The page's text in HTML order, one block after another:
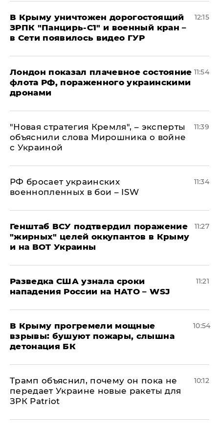
В Крыму уничтожен дорогостоящий
ЗРПК "Панцирь-С1" и военный кран –
в Сети появилось видео ГУР
12:15
Лондон показал плачевное состояние
флота РФ, пораженного украинскими
дронами
11:54
"Новая стратегия Кремля", – эксперты
объяснили слова Мирошника о войне
с Украиной
11:39
РФ бросает украинских
военнопленных в бои – ISW
11:34
Генштаб ВСУ подтвердил поражение
"жирных" целей оккупантов в Крыму
и на ВОТ Украины
11:27
Разведка США узнала сроки
нападения России на НАТО – WSJ
11:21
В Крыму прогремели мощные
взрывы: бушуют пожары, слышна
детонация БК
10:54
Трамп объяснил, почему он пока не
передает Украине новые ракеты для
ЗРК Patriot
10:12